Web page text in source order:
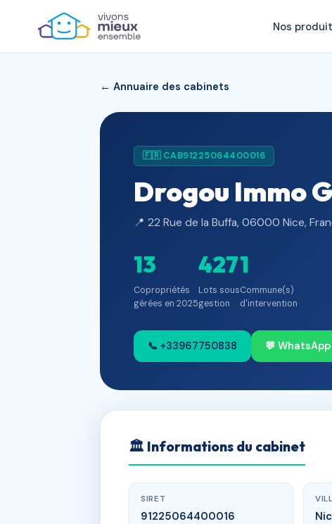
Nos
← Annuaire des cabinets
🇫🇷 CAB91225064400016
Drogou Immo
📍 22 Rue de la Buffa, 06000 Nice,
13
Copropriétés
gérées en 2025
427
Lots sous
gestion
1
Commune(s)
d'intervention
📞 +33967750838 💬 WhatsApp
🏛 Informations du cabinet
SIRET
91225064400016